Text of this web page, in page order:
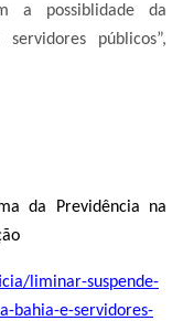
a possiblidade da
públicos”,
da Previdência na
liminar-suspende-
bahia-e-servidores-